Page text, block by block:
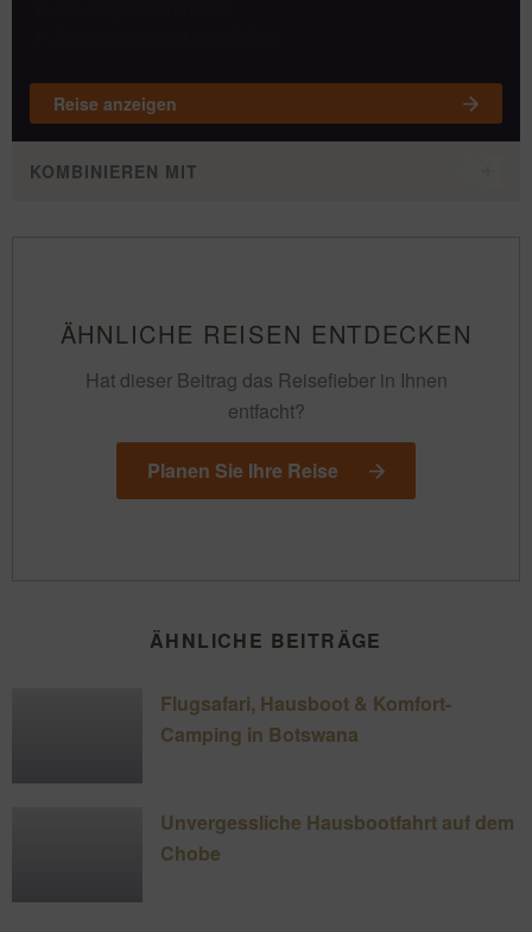
Reise anzeigen
KOMBINIEREN MIT
ÄHNLICHE REISEN ENTDECKEN
Hat dieser Beitrag das Reisefieber in Ihnen
entfacht?
Planen Sie Ihre Reise
ÄHNLICHE BEITRÄGE
Flugsafari, Hausboot & Komfort-
Camping in Botswana
Unvergessliche Hausbootfahrt auf dem
Chobe